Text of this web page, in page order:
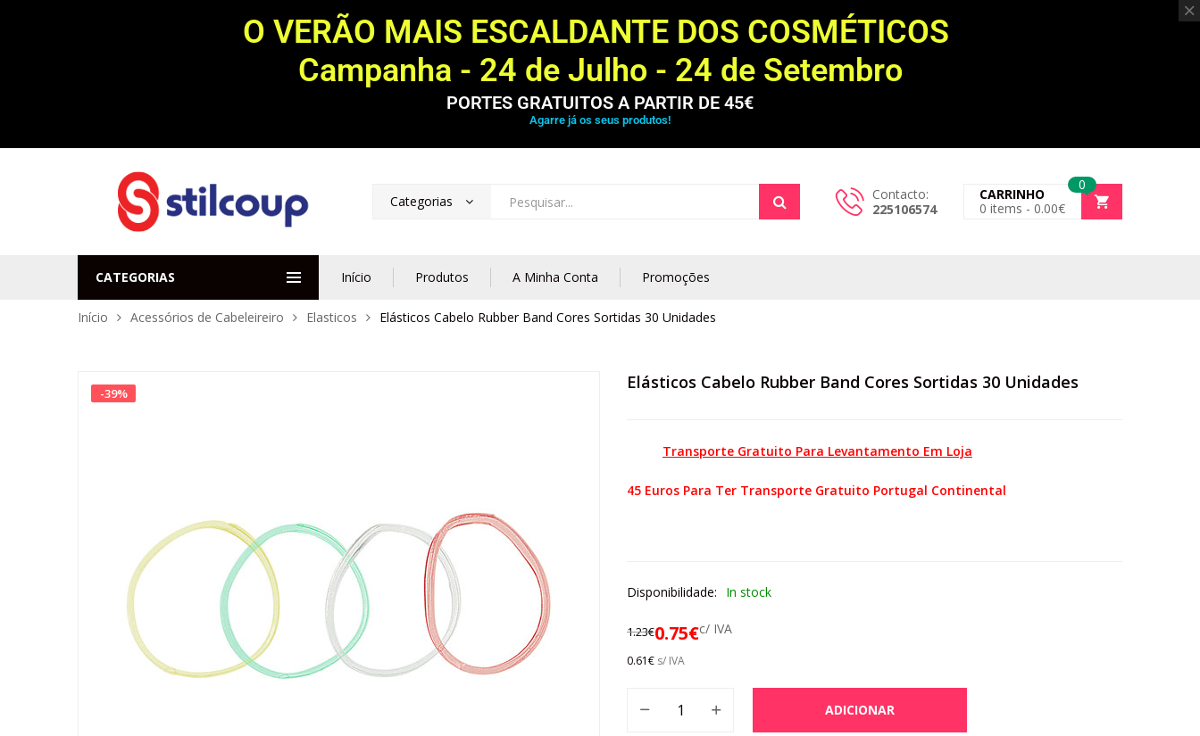
O VERÃO MAIS ESCALDANTE DOS COSMÉTICOS
Campanha - 24 de Julho - 24 de Setembro
PORTES GRATUITOS A PARTIR DE 45€
Agarre já os seus produtos!
Categorias
Contacto:
225106574
0
CARRINHO
0 items - 0.00€
CATEGORIAS Início Produtos A Minha Conta Promoções
Início Acessórios de Cabeleireiro Elasticos Elásticos Cabelo Rubber Band Cores Sortidas 30 Unidades
-39%
Elásticos Cabelo Rubber Band Cores Sortidas 30 Unidades
Transporte Gratuito Para Levantamento Em Loja
45 Euros Para Ter Transporte Gratuito Portugal Continental
Disponibilidade: In stock
1.23€0.75€c/ IVA
0.61€ s/ IVA
ADICIONAR